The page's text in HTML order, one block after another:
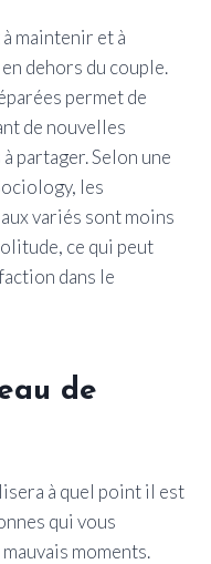
maintenir et à
dehors du couple.
permet de
de nouvelles
partager. Selon une
les
variés sont moins
ce qui peut
dans le
de
à quel point il est
qui vous
moments.